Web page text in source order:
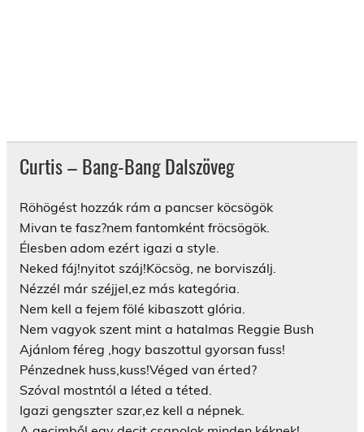
Curtis – Bang-Bang Dalszöveg
Röhögést hozzák rám a pancser köcsögök
Mivan te fasz?nem fantomként fröcsögök.
Élesben adom ezért igazi a style.
Neked fáj!nyitot száj!Köcsög, ne borviszálj.
Nézzél már széjjel,ez más kategória.
Nem kell a fejem fölé kibaszott glória.
Nem vagyok szent mint a hatalmas Reggie Bush
Ajánlom féreg ,hogy baszottul gyorsan fuss!
Pénzednek huss,kuss!Véged van érted?
Szóval mostntól a léted a téted.
Igazi gengszter szar,ez kell a népnek.